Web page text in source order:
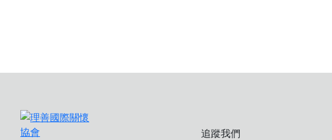
追蹤我們